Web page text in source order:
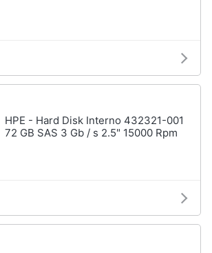
HPE - Hard Disk Interno 432321-001
72 GB SAS 3 Gb / s 2.5" 15000 Rpm